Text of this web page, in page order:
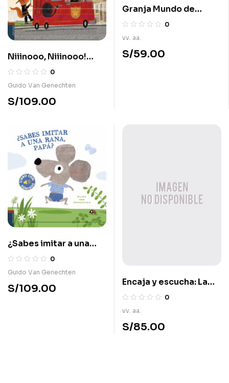
Niiinooo, Niiinooo!
Sonidos de Vehículos
(Libros con Sonidos)
0
Guido Van Genechten
S/109.00
Granja Mundo de
Sonidos
0
vv. aa.
S/59.00
¿Sabes imitar a una
rana, papá?
0
Guido Van Genechten
S/109.00
Encaja y escucha: La
granja
0
vv. aa.
S/85.00